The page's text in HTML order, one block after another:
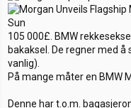
105 000£. BMW
bakaksel. De regner med
vanlig).
På mange måter en BMW
Denne har t.o.m.